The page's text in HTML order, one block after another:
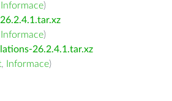
Informace)
Informace)
26.2.4.1.tar.xz
, Informace)